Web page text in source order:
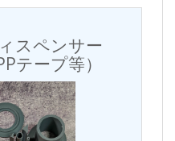
スペンサー
テープ等）